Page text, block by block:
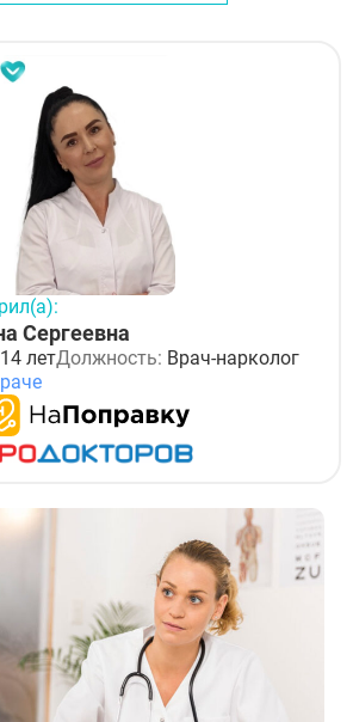
Сергеевна
14 летДолжность: Врач-нарколог